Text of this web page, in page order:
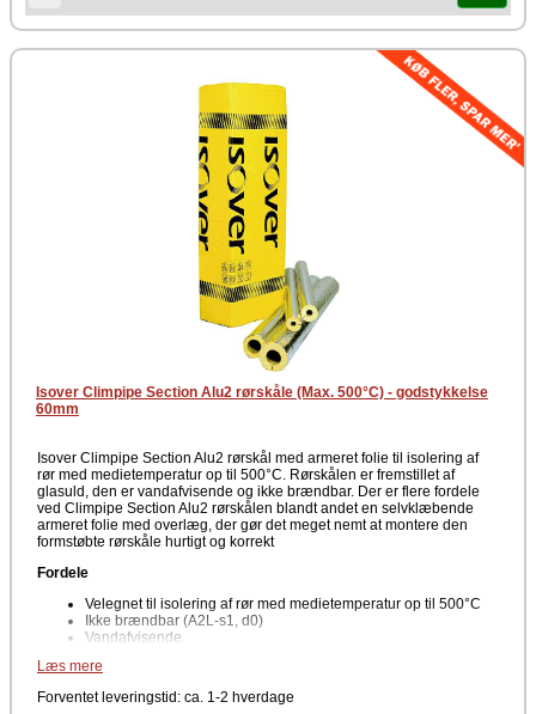
Isover Climpipe Section Alu2 rørskåle (Max. 500°C) - godstykkelse
60mm
Isover Climpipe Section Alu2 rørskål med armeret folie til isolering af
rør med medietemperatur op til 500°C. Rørskålen er fremstillet af
glasuld, den er vandafvisende og ikke brændbar. Der er flere fordele
ved Climpipe Section Alu2 rørskålen blandt andet en selvklæbende
armeret folie med overlæg, der gør det meget nemt at montere den
formstøbte rørskåle hurtigt og korrekt
Fordele
Velegnet til isolering af rør med medietemperatur op til 500°C
Ikke brændbar (A2L-s1, d0)
Vandafvisende
Med selvklæbende overlæg for nem montering
Formstabil rørskål af glasuld
Produktet er optaget i databasen for byggeprodukter, som kan
Læs mere
Forventet leveringstid: ca. 1-2 hverdage